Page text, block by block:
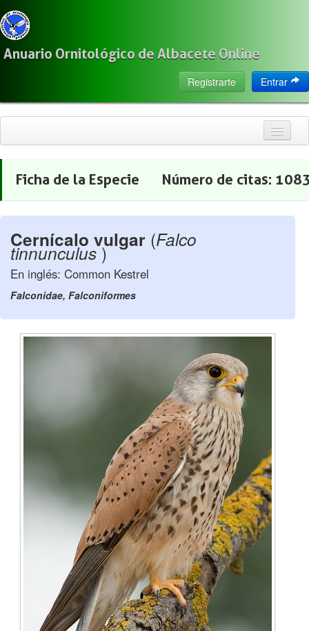
Anuario Ornitológico de Albacete Online
Entrar
Registrarte
Citas
Localización
Observadores
Acerca de
Ficha de la Especie Número de citas:
Cernícalo vulgar (Falco
tinnunculus)
En inglés: Common Kestrel
Falconidae, Falconiformes